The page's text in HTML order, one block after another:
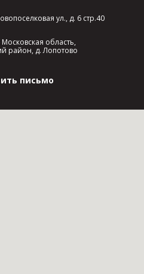
ул., д. 6 стр.40
область,
район, д. Лопотово
письмо